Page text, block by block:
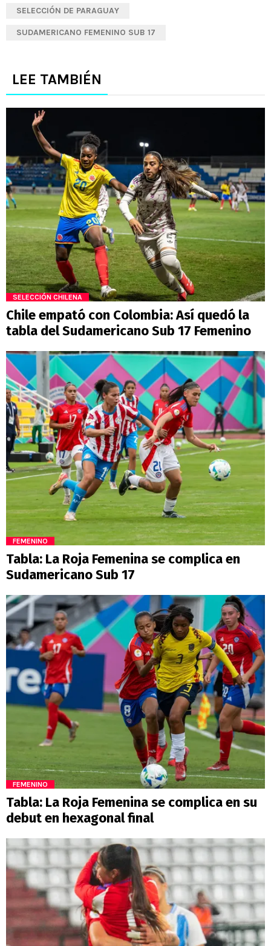
SELECCIÓN DE PARAGUAY
SUDAMERICANO FEMENINO SUB 17
LEE TAMBIÉN
SELECCIÓN CHILENA
Chile empató con Colombia: Así quedó la
tabla del Sudamericano Sub 17 Femenino
FEMENINO
Tabla: La Roja Femenina se complica en
Sudamericano Sub 17
FEMENINO
Tabla: La Roja Femenina se complica en su
debut en hexagonal final